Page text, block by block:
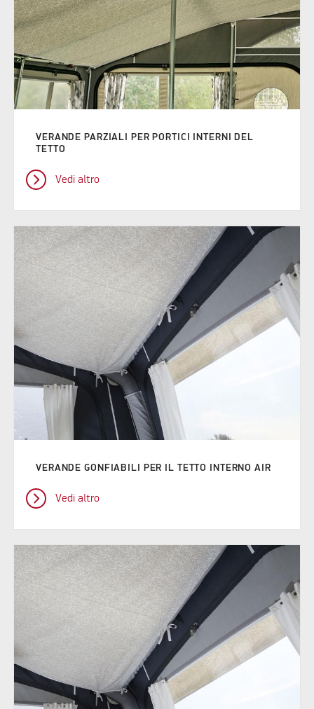
VERANDE PARZIALI PER PORTICI INTERNI DEL
TETTO
Vedi altro
VERANDE GONFIABILI PER IL TETTO INTERNO AIR
Vedi altro